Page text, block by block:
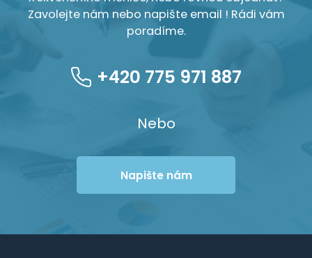
Zavolejte nám nebo napište email ! Rádi vám
poradíme.
+420 775 971 887
Nebo
Napište nám